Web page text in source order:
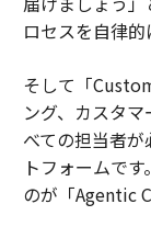
ロセスを自律的
そして「
ング、カスタ
べての担当者
トフォームで
のが「Agentic